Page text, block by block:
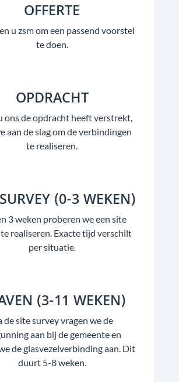
OFFERTE
u zsm om een passend voorstel
te doen.
OPDRACHT
ons de opdracht heeft verstrekt,
aan de slag om de verbindingen
te realiseren.
(0-3 WEKEN)
3 weken proberen we een site
realiseren. Exacte tijd verschilt
per situatie.
(3-11 WEKEN)
de site survey vragen we de
aan bij de gemeente en
de glasvezelverbinding aan. Dit
duurt 5-8 weken.